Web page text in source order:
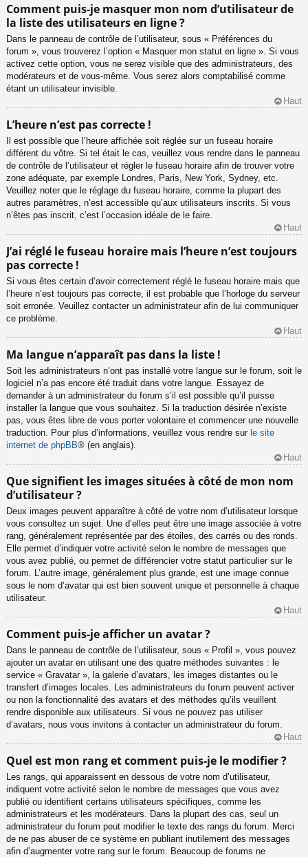
Comment puis-je masquer mon nom d’utilisateur de
la liste des utilisateurs en ligne ?
Dans le panneau de contrôle de l’utilisateur, sous « Préférences du
forum », vous trouverez l’option « Masquer mon statut en ligne ». Si vous
activez cette option, vous ne serez visible que des administrateurs, des
modérateurs et de vous-même. Vous serez alors comptabilisé comme
étant un utilisateur invisible.
Haut
L’heure n’est pas correcte !
Il est possible que l’heure affichée soit réglée sur un fuseau horaire
différent du vôtre. Si tel était le cas, veuillez vous rendre dans le panneau
de contrôle de l’utilisateur et régler le fuseau horaire afin de trouver votre
zone adéquate, par exemple Londres, Paris, New York, Sydney, etc.
Veuillez noter que le réglage du fuseau horaire, comme la plupart des
autres paramètres, n’est accessible qu’aux utilisateurs inscrits. Si vous
n’êtes pas inscrit, c’est l’occasion idéale de le faire.
Haut
J’ai réglé le fuseau horaire mais l’heure n’est toujours
pas correcte !
Si vous êtes certain d’avoir correctement réglé le fuseau horaire mais que
l’heure n’est toujours pas correcte, il est probable que l’horloge du serveur
soit erronée. Veuillez contacter un administrateur afin de lui communiquer
ce problème.
Haut
Ma langue n’apparaît pas dans la liste !
Soit les administrateurs n’ont pas installé votre langue sur le forum, soit le
logiciel n’a pas encore été traduit dans votre langue. Essayez de
demander à un administrateur du forum s’il est possible qu’il puisse
installer la langue que vous souhaitez. Si la traduction désirée n’existe
pas, vous êtes libre de vous porter volontaire et commencer une nouvelle
traduction. Pour plus d’informations, veuillez vous rendre sur le site
internet de phpBB® (en anglais).
Haut
Que signifient les images situées à côté de mon nom
d’utilisateur ?
Deux images peuvent apparaître à côté de votre nom d’utilisateur lorsque
vous consultez un sujet. Une d’elles peut être une image associée à votre
rang, généralement représentée par des étoiles, des carrés ou des ronds.
Elle permet d’indiquer votre activité selon le nombre de messages que
vous avez publié, ou permet de différencier votre statut particulier sur le
forum. L’autre image, généralement plus grande, est une image connue
sous le nom d’avatar qui est bien souvent unique et personnelle à chaque
utilisateur.
Haut
Comment puis-je afficher un avatar ?
Dans le panneau de contrôle de l’utilisateur, sous « Profil », vous pouvez
ajouter un avatar en utilisant une des quatre méthodes suivantes : le
service « Gravatar », la galerie d’avatars, les images distantes ou le
transfert d’images locales. Les administrateurs du forum peuvent activer
ou non la fonctionnalité des avatars et des méthodes qu’ils veuillent
rendre disponible aux utilisateurs. Si vous ne pouvez pas utiliser
d’avatars, nous vous invitons à contacter un administrateur du forum.
Haut
Quel est mon rang et comment puis-je le modifier ?
Les rangs, qui apparaissent en dessous de votre nom d’utilisateur,
indiquent votre activité selon le nombre de messages que vous avez
publié ou identifient certains utilisateurs spécifiques, comme les
administrateurs et les modérateurs. Dans la plupart des cas, seul un
administrateur du forum peut modifier le texte des rangs du forum. Merci
de ne pas abuser de ce système en publiant inutilement des messages
afin d’augmenter votre rang sur le forum. Beaucoup de forums ne